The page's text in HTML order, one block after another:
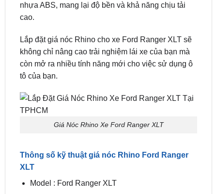
Lắp đặt giá nóc Rhino cho xe Ford Ranger XLT sẽ
còn mở ra nhiều tính năng mới cho việc sử dụng ô
tô của bạn.
Giá Nóc Rhino Xe Ford Ranger XLT
Thông số kỹ thuật giá nóc Rhino Ford Ranger
Model : Ford Ranger XLT
hợp kim bắt mắt, chắc chắn, bền lâu và phù hợp